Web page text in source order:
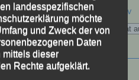
der
über
durch die
Archiv
Archiv
landesspezifischen
möchte
und Zweck der von
Daten
mittels dieser
Rechte aufgeklärt.